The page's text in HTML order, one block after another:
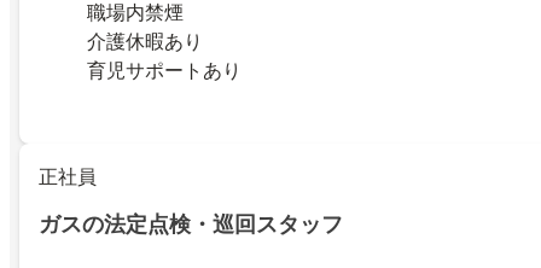
職場内禁煙
介護休暇あり
育児サポートあり
正社員
ガスの法定点検・巡回スタッフ